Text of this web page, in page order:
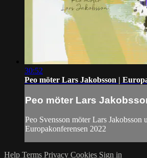
30:52
Peo möter Lars Jakobsson |
Peo möter Lars
Peo Svensson möter Lars Jakobsson
Europakonferensen 2022
Help Terms Privacy Cookies Sign in